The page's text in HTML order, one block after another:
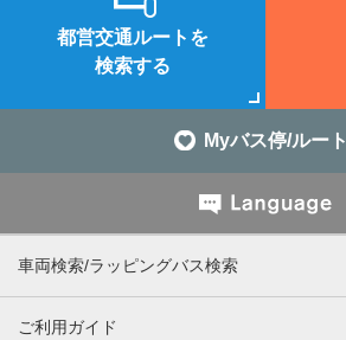
都営交通ルートを
検索する
Myバス停/ルート
車両検索/ラッピングバス検索
ご利用ガイド